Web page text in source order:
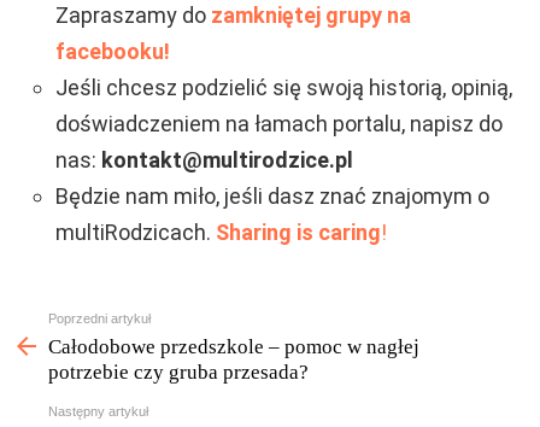
Zapraszamy do zamkniętej grupy na
facebooku!
Jeśli chcesz podzielić się swoją historią, opinią,
doświadczeniem na łamach portalu, napisz do
nas: kontakt@multirodzice.pl
Będzie nam miło, jeśli dasz znać znajomym o
multiRodzicach. Sharing is caring!
Zobacz
więcej
Poprzedni artykuł
Całodobowe przedszkole – pomoc w nagłej
potrzebie czy gruba przesada?
Następny artykuł